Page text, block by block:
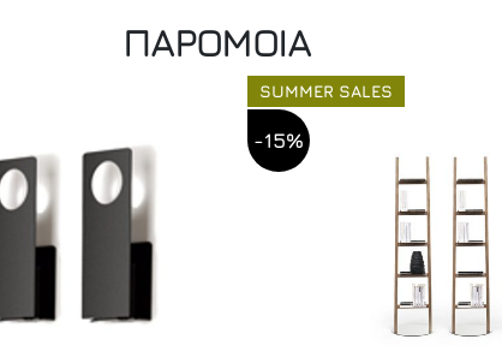
ΠΑΡΟΜΟΙΑ
SUMMER SALES
-15%